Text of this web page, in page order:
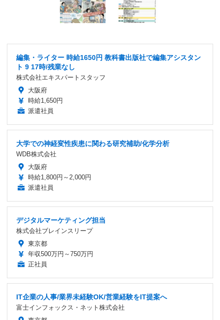
編集・ライター 時給1650円 教科書出版社で編集アシスタン
ト 9 17時/残業なし
株式会社エキスパートスタッフ
大阪府
時給1,650円
派遣社員
大学での神経変性疾患に関わる研究補助/化学分析
WDB株式会社
大阪府
時給1,800円～2,000円
派遣社員
デジタルマーケティング担当
株式会社ブレインスリープ
東京都
年収500万円～750万円
正社員
IT企業の人事/業界未経験OK/営業経験をIT提案へ
富士インフォックス・ネット株式会社